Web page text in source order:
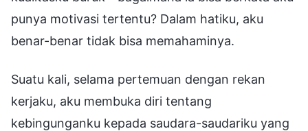
punya motivasi tertentu? Dalam hatiku, aku
benar-benar tidak bisa memahaminya.
Suatu kali, selama pertemuan dengan rekan
kerjaku, aku membuka diri tentang
kebingunganku kepada saudara-saudariku yang